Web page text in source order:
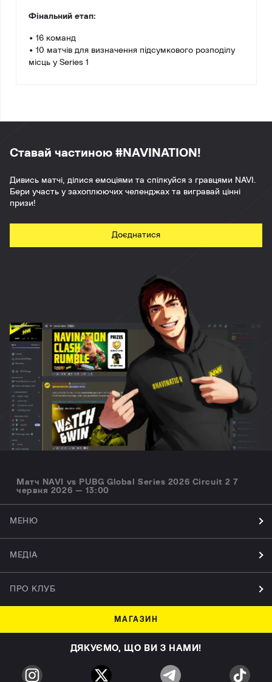
Фінальний етап:
• 16 команд
• 10 матчів для визначення підсумкового розподілу
місць у Series 1
Ставай частиною #NAVINATION!
Дивись матчі, ділися емоціями та спілкуйся з гравцями NAVI.
Бери участь у захоплюючих челенджах та вигравай цінні
призи!
Доєднатися
Матч NAVI vs PUBG Global Series 2026 Circuit 2 7
червня 2026 — 13:00
МЕНЮ
МЕДІА
ПРО КЛУБ
МАГАЗИН
ДЯКУЄМО, ЩО ВИ З НАМИ!